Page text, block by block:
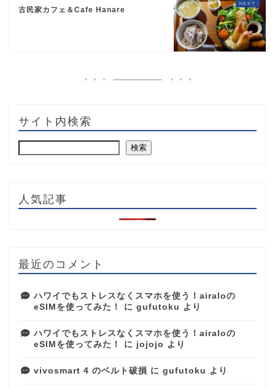
古民家カフェ＆Cafe Hanare
サイト内検索
検索
人気記事
最近のコメント
ハワイでもストレスなくスマホを使う！airaloの
eSIMを使ってみた！
に gufutoku より
ハワイでもストレスなくスマホを使う！airaloの
eSIMを使ってみた！
に jojojo より
vivosmart 4 のベルト破損 に gufutoku より